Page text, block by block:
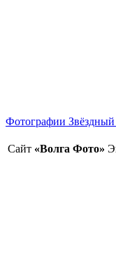
Фотографии
Сайт «Волга Фото»